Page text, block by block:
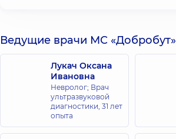
Ведущие врачи МС «Добробут»
Лукач Оксана
Ивановна
Невролог; Врач
ультразвуковой
диагностики, 31 лет
опыта